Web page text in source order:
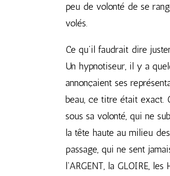
peu de volonté de se
volés.
Ce qu’il faudrait dire
Un hypnotiseur, il y a
annonçaient ses
beau, ce titre était exact.
sous sa volonté, qui ne
la tête haute au milieu
passage, qui ne sent
l’ARGENT, la GLOIRE,